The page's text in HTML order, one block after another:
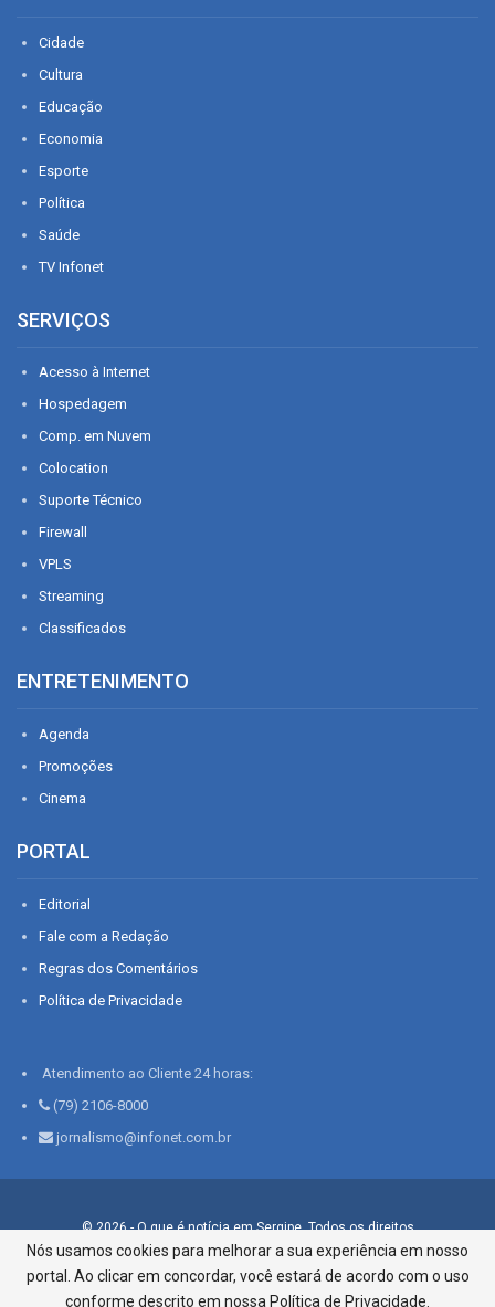
Cidade
Cultura
Educação
Economia
Esporte
Política
Saúde
TV Infonet
SERVIÇOS
Acesso à Internet
Hospedagem
Comp. em Nuvem
Colocation
Suporte Técnico
Firewall
VPLS
Streaming
Classificados
ENTRETENIMENTO
Agenda
Promoções
Cinema
PORTAL
Editorial
Fale com a Redação
Regras dos Comentários
Política de Privacidade
Atendimento ao Cliente 24 horas:
(79) 2106-8000
jornalismo@infonet.com.br
© 2026 - O que é notícia em Sergipe. Todos os direitos
reservados.
Infonet - Rua Monsenhor Silveira 276, Bairro São José |
Aracaju-SE, CEP 49015-030, Fone: 79.2106.8000 - CI Centro de
Nós usamos cookies para melhorar a sua experiência em nosso
portal. Ao clicar em concordar, você estará de acordo com o uso
conforme descrito em nossa Política de Privacidade.